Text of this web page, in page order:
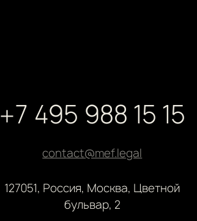
+7 495 988 15 15
contact@mef.legal
127051, Россия, Москва, Цветной
бульвар, 2